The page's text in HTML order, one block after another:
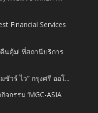
Financial Services
นคุ้ม! ที่สถานีบริการ
วร์ ไว” กรุงศรี ออโ...
กรรม ‘MGC-ASIA